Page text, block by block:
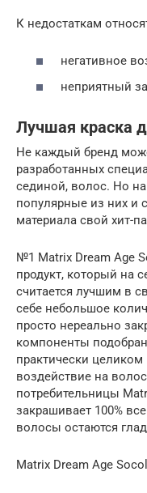
К недостаткам
негативное
неприятный
Лучшая краска
Не каждый бренд
разработанных
сединой, волос. Но
популярные из них и
материала свой хит-
№1 Matrix Dream Age
продукт, который на
считается лучшим в
себе небольшое
просто нереально
компоненты
практически
воздействие на
потребительницы
закрашивает 100%
волосы остаются
Matrix Dream Age